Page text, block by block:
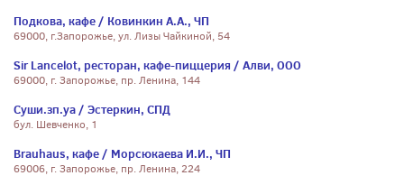
Подкова, кафе / Ковинкин А.А., ЧП
69000, г.Запорожье, ул. Лизы Чайкиной, 54
Sir Lancelot, ресторан, кафе-пиццерия / Алви, ООО
69000, г. Запорожье, пр. Ленина, 144
Суши.зп.уа / Эстеркин, СПД
бул. Шевченко, 1
Brauhaus, кафе / Морсюкаева И.И., ЧП
69006, г. Запорожье, пр. Ленина, 224